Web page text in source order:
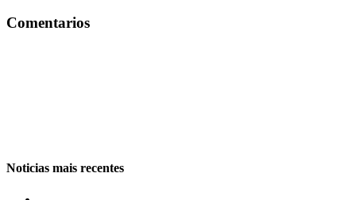
Comentarios
Noticias mais recentes